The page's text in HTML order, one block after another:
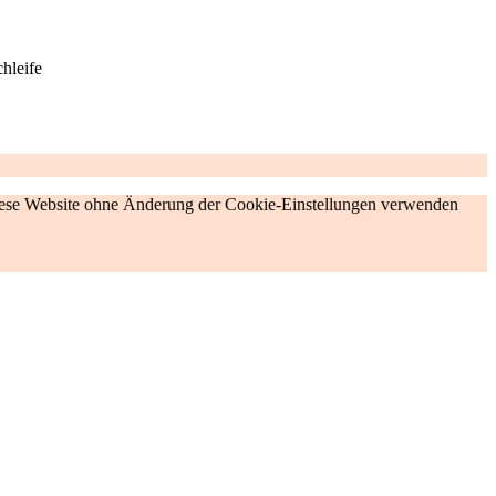
Website ohne Änderung der Cookie-Einstellungen verwenden